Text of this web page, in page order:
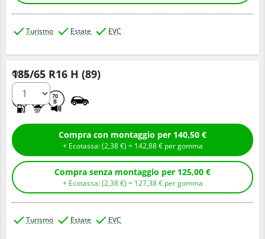
Turismo Estate EVC
185/65 R16 H (89)
70
B
Q.tà
Compra con montaggio per 140,50 €
+ Ecotassa: (2,38€ ) = 142,88€ per gomma
Compra senza montaggio per 125,00 €
+ Ecotassa: (2,38€ ) = 127,38€ per gomma
Turismo Estate EVC